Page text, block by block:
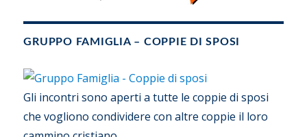
GRUPPO FAMIGLIA – COPPIE DI SPOSI
Gli incontri sono aperti a tutte le coppie di sposi
che vogliono condividere con altre coppie il loro